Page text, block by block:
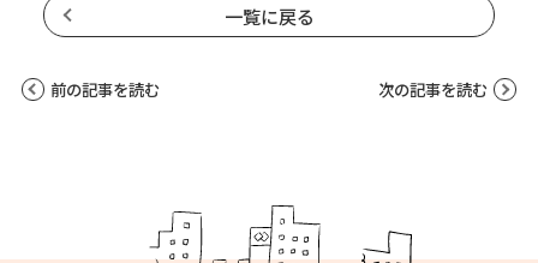
一覧に戻る
前の記事を読む 次の記事を読む